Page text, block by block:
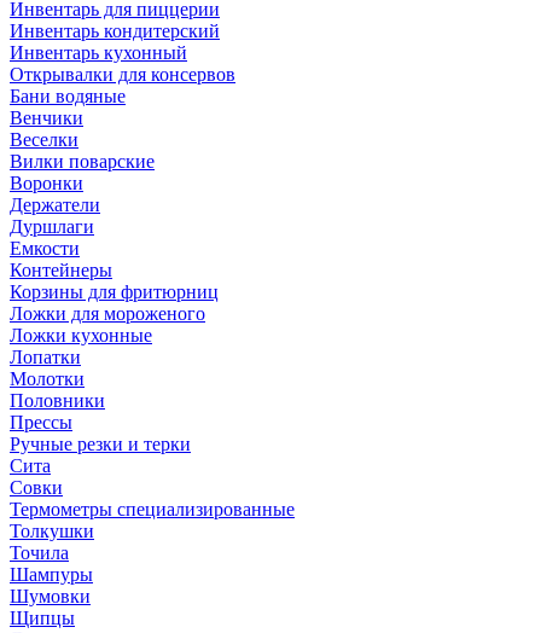
Инвентарь для пиццерии
Инвентарь кондитерский
Инвентарь кухонный
Открывалки для консервов
Бани водяные
Венчики
Веселки
Вилки поварские
Воронки
Держатели
Дуршлаги
Емкости
Контейнеры
Корзины для фритюрниц
Ложки для мороженого
Ложки кухонные
Лопатки
Молотки
Половники
Прессы
Ручные резки и терки
Сита
Совки
Термометры специализированные
Толкушки
Точила
Шампуры
Шумовки
Щипцы